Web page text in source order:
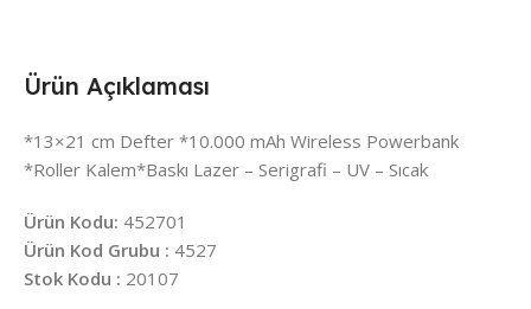
Ürün Açıklaması
*13×21 cm Defter *10.000 mAh Wireless Powerbank
*Roller Kalem*Baskı Lazer – Serigrafi – UV – Sıcak
Ürün Kodu: 452701
Ürün Kod Grubu : 4527
Stok Kodu : 20107